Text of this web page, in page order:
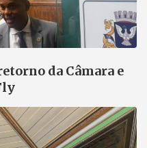
da Câmara e